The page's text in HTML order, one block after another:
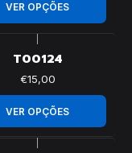
VER OPÇÕES
T00124
€15,00
VER OPÇÕES